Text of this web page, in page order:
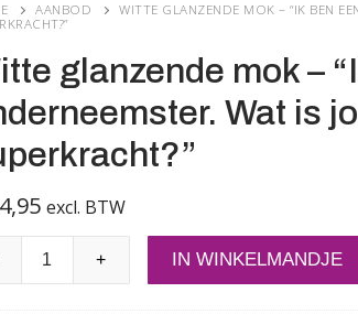
AANBOD
WITTE GLANZENDE MOK – “IK BEN
glanzende mok –
Wat is
excl. BTW
+ IN WINKELMANDJE